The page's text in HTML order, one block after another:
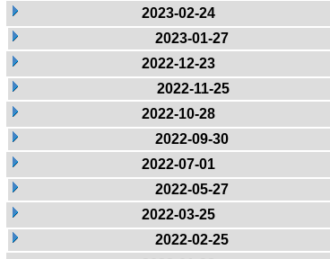
2023-02-24
2023-01-27
2022-12-23
2022-11-25
2022-10-28
2022-09-30
2022-07-01
2022-05-27
2022-03-25
2022-02-25